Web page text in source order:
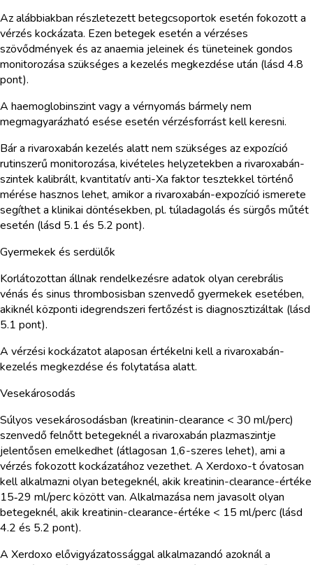
Az alábbiakban részletezett betegcsoportok esetén fokozott a
vérzés kockázata. Ezen betegek esetén a vérzéses
szövődmények és az anaemia jeleinek és tüneteinek gondos
monitorozása szükséges a kezelés megkezdése után (lásd 4.8
pont).
A haemoglobinszint vagy a vérnyomás bármely nem
megmagyarázható esése esetén vérzésforrást kell keresni.
Bár a rivaroxabán kezelés alatt nem szükséges az expozíció
rutinszerű monitorozása, kivételes helyzetekben a rivaroxabán-
szintek kalibrált, kvantitatív anti-Xa faktor tesztekkel történő
mérése hasznos lehet, amikor a rivaroxabán-expozíció ismerete
segíthet a klinikai döntésekben, pl. túladagolás és sürgős műtét
esetén (lásd 5.1 és 5.2 pont).
Gyermekek és serdülők
Korlátozottan állnak rendelkezésre adatok olyan cerebrális
vénás és sinus thrombosisban szenvedő gyermekek esetében,
akiknél központi idegrendszeri fertőzést is diagnosztizáltak (lásd
5.1 pont).
A vérzési kockázatot alaposan értékelni kell a rivaroxabán-
kezelés megkezdése és folytatása alatt.
Vesekárosodás
Súlyos vesekárosodásban (kreatinin-clearance < 30 ml/perc)
szenvedő felnőtt betegeknél a rivaroxabán plazmaszintje
jelentősen emelkedhet (átlagosan 1,6-szeres lehet), ami a
vérzés fokozott kockázatához vezethet. A Xerdoxo-t óvatosan
kell alkalmazni olyan betegeknél, akik kreatinin-clearance-értéke
15‑29 ml/perc között van. Alkalmazása nem javasolt olyan
betegeknél, akik kreatinin-clearance-értéke < 15 ml/perc (lásd
4.2 és 5.2 pont).
A Xerdoxo elővigyázatossággal alkalmazandó azoknál a